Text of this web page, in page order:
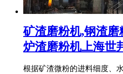
矿渣磨粉机,钢渣磨
炉渣磨粉机上海世
根据矿渣微粉的进料细度、